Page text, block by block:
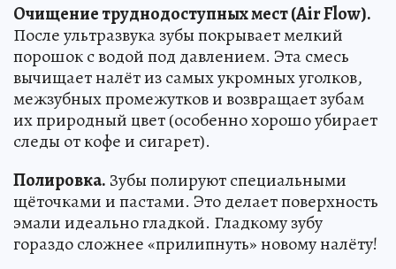
Очищение труднодоступных мест (Air Flow).
После ультразвука зубы покрывает мелкий
порошок с водой под давлением. Эта смесь
вычищает налёт из самых укромных уголков,
межзубных промежутков и возвращает зубам
их природный цвет (особенно хорошо убирает
следы от кофе и сигарет).
Полировка. Зубы полируют специальными
щёточками и пастами. Это делает поверхность
эмали идеально гладкой. Гладкому зубу
гораздо сложнее «прилипнуть» новому налёту!